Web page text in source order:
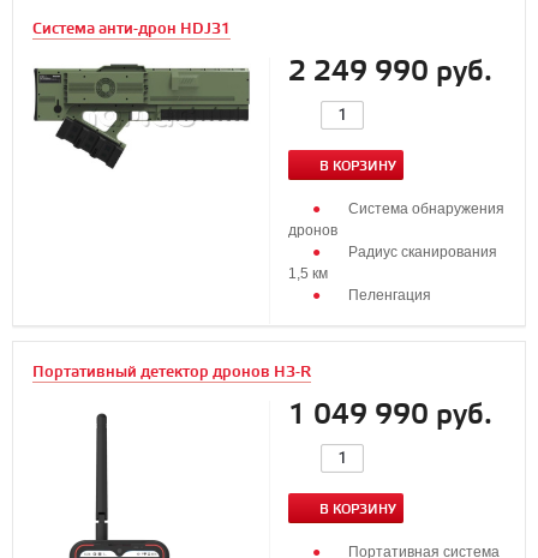
Система анти-дрон HDJ31
2 249 990 руб.
В КОРЗИНУ
Cистема обнаружения
дронов
Радиус сканирования
1,5 км
Пеленгация
Портативный детектор дронов H3-R
1 049 990 руб.
В КОРЗИНУ
Портативная система